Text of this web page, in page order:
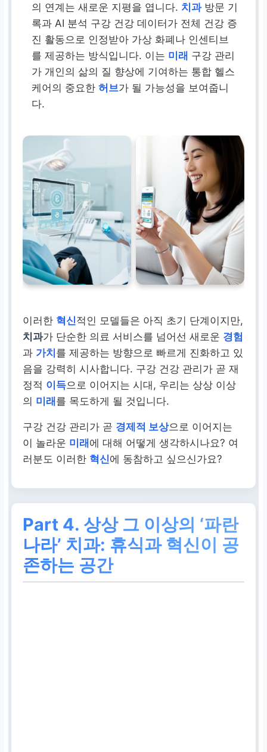
의 연계는 새로운 지평을 엽니다. 치과방문 기
록과 AI 분석 구강 건강 데이터가 전체 건강 증
진 활동으로 인정받아 가상 화폐나 인센티브
를 제공하는 방식입니다. 이는 미래 구강 관리
가 개인의 삶의 질 향상에 기여하는 통합 헬스
케어의 중요한허브가 될 가능성을 보여줍니
다.
이러한 혁신적인 모델들은 아직 초기 단계이지만,
치과가 단순한 의료 서비스를 넘어선 새로운 경험
과 가치를 제공하는 방향으로 빠르게 진화하고 있
음을 강력히 시사합니다. 구강 건강 관리가 곧 재
정적 이득으로 이어지는 시대, 우리는 상상 이상
의 미래를 목도하게 될 것입니다.
구강 건강 관리가 곧 경제적 보상으로 이어지는
이 놀라운 미래에 대해 어떻게 생각하시나요? 여
러분도 이러한 혁신에 동참하고 싶으신가요?
Part 4. 상상 그 이상의 ‘파란
나라’ 치과: 휴식과 혁신이 공
존하는 공간